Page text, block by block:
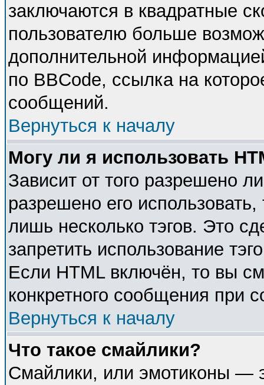
заключаются в квадратные
пользователю больше
дополнительной
по BBCode, ссылка на
сообщений.
Вернуться к началу
Могу ли я использовать
Зависит от того разрешено
разрешено его использовать,
лишь несколько тэгов. Это
запретить использование
Если HTML включён, то вы
конкретного сообщения при
Вернуться к началу
Что такое смайлики?
Смайлики, или эмотиконы —